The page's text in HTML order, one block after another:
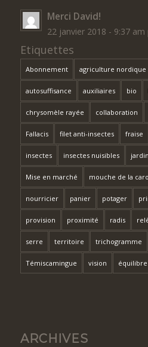
Merci David!
22 janvier 2018 - 9:37
Etiquettes
Abonnement agriculture nordique
autosuffisance auxiliaires bio
chrysomèle rayée collaboration
Fallacis filet anti-insectes fraise
insectes insectes nuisibles jardin
Mise en marché mouche de la
nourricier panier potager
provision proximité radis
serre territoire trichogramme
Témiscamingue vision
ARCHIVES